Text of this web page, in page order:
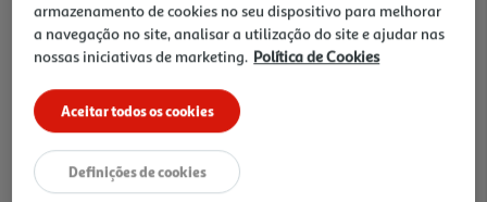
Ir para Homepage
Folhetos
armazenamento de cookies no seu dispositivo para melhorar
a navegação no site, analisar a utilização do site e ajudar nas
nossas iniciativas de marketing. Política de Cookies
Aceitar todos os cookies
Definições de cookies